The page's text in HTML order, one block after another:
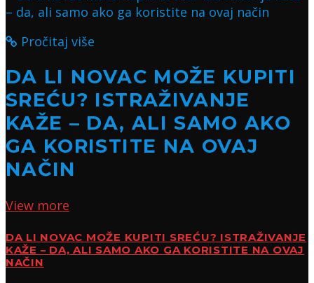
Pročitaj više
DA LI NOVAC MOŽE KUPITI
SREĆU? ISTRAŽIVANJE
KAŽE – DA, ALI SAMO AKO
GA KORISTITE NA OVAJ
NAČIN
View more
DA LI NOVAC MOŽE KUPITI SREĆU? ISTRAŽIVANJE
KAŽE – DA, ALI SAMO AKO GA KORISTITE NA OVAJ
NAČIN